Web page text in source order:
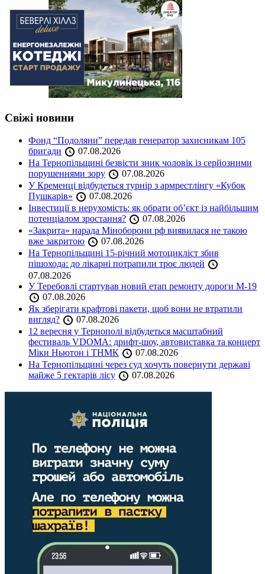
Свіжі новини
Фонд “Подоляни” передав генератор захисникам 105
бригади
07.08.2026
На Тернопільщині безвісти зник чоловік із серйозними
порушеннями зору
07.08.2026
У Кременці відбудеться турнір з армрестлінгу «Кубок
Пушкарів»
07.08.2026
Інвестиції в нерухомість: як обрати об’єкт із найбільшим
потенціалом зростання?
07.08.2026
«Закрита» нарада Міноборони рф виявилася не такою
вже закритою
07.08.2026
На Тернопільщині 15-річний мотоцикліст збив
пішохода: до лікарні потрапили троє людей
07.08.2026
У Теребовлі стартував новий етап ремонту дороги М-19
07.08.2026
Як зберігати крафтові пакети, щоб вони не втратили
вигляд?
07.08.2026
12 вересня у Тернополі відбудеться масштабний
фестиваль VDOMA: дрифт-шоу, автовиставка та концерт
Міки Ньютон і ТНМК
07.08.2026
На Тернопільщині через суд хочуть повернути державі
майже 5 гектарів лісу
07.08.2026